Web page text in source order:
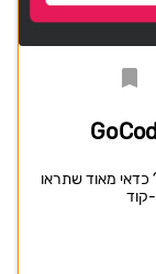
כדאי מאוד שתראו
קוד